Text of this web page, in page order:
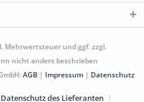
Mehrwertsteuer und ggf. zzgl.
nicht anders beschrieben
AGB | Impressum | Datenschutz
Datenschutz des Lieferanten